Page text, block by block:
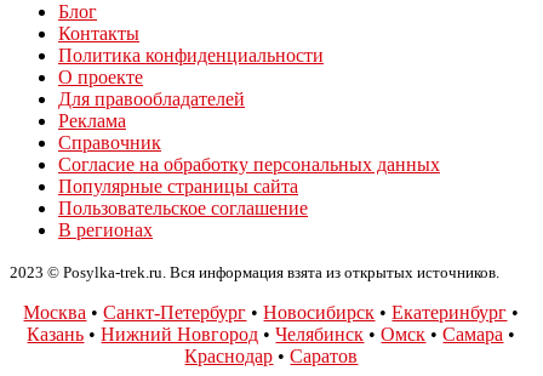
Блог
Контакты
Политика конфиденциальности
О проекте
Для правообладателей
Реклама
Справочник
Согласие на обработку персональных данных
Популярные страницы сайта
Пользовательское соглашение
В регионах
2023 © Posylka-trek.ru. Вся информация взята из открытых источников.
Москва •Санкт-Петербург •Новосибирск •Екатеринбург •
Казань •Нижний Новгород •Челябинск •Омск •Самара •
Краснодар •Саратов